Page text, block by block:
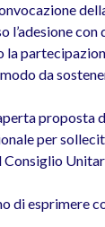
l’adesione
da
proposta
per
Consiglio
di esprimere